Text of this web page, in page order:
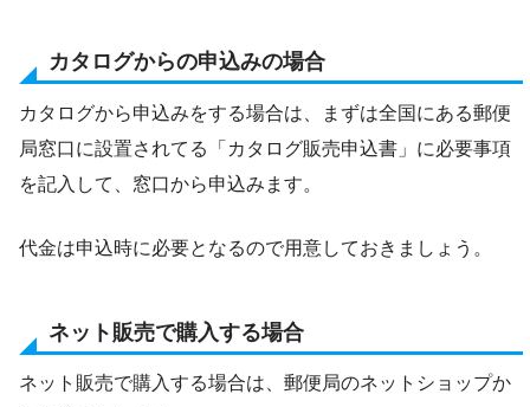
カタログからの申込みの場合
カタログから申込みをする場合は、まずは全国にある郵便
局窓口に設置されてる「カタログ販売申込書」に必要事項
を記入して、窓口から申込みます。
代金は申込時に必要となるので用意しておきましょう。
ネット販売で購入する場合
ネット販売で購入する場合は、郵便局のネットショップか